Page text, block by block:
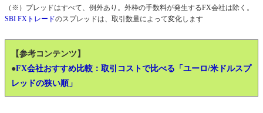
（※）プレッドはすべて、例外あり。外枠の手数料が発生するFX会社は除く。
SBI FXトレードのスプレッドは、取引数量によって変化します
【参考コンテンツ】
●FX会社おすすめ比較：取引コストで比べる「ユーロ/米ドルスプ
レッドの狭い順」